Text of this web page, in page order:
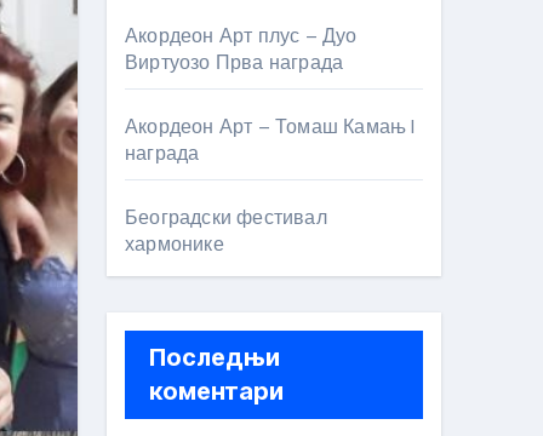
Акордеон Арт плус – Дуо
Виртуозо Прва награда
Акордеон Арт – Томаш Камањ I
награда
Београдски фестивал
хармонике
Последњи
коментари